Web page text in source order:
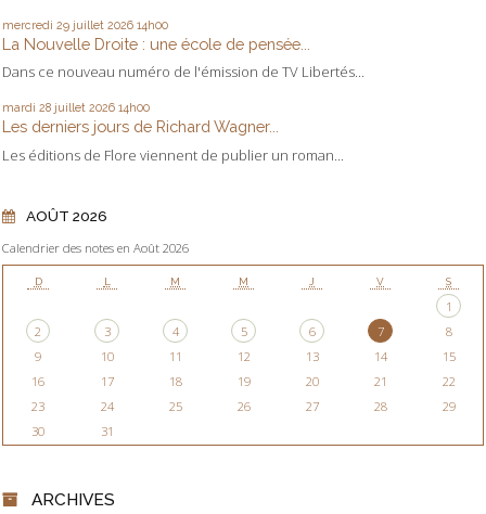
mercredi 29 juillet 2026 14h00
La Nouvelle Droite : une école de pensée...
Dans ce nouveau numéro de l'émission de TV Libertés...
mardi 28 juillet 2026 14h00
Les derniers jours de Richard Wagner...
Les éditions de Flore viennent de publier un roman...
AOÛT 2026
Calendrier des notes en Août 2026
D L M M J V S
1
2
3 4 5 6 7
8
9
10 11 12 13 14
15
16
17 18 19 20 21
22
23
24 25 26 27 28
29
30
31
ARCHIVES